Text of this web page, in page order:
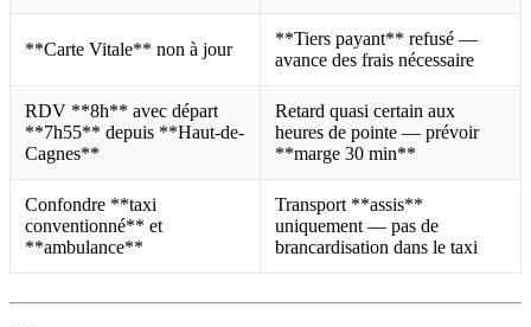
**Carte Vitale** non à jour
**Tiers payant** refusé —
avance des frais nécessaire
RDV **8h** avec départ
**7h55** depuis **Haut-de-
Cagnes**
Retard quasi certain aux
heures de pointe — prévoir
**marge 30 min**
Confondre **taxi
conventionné** et
**ambulance**
Transport **assis**
uniquement — pas de
brancardisation dans le taxi